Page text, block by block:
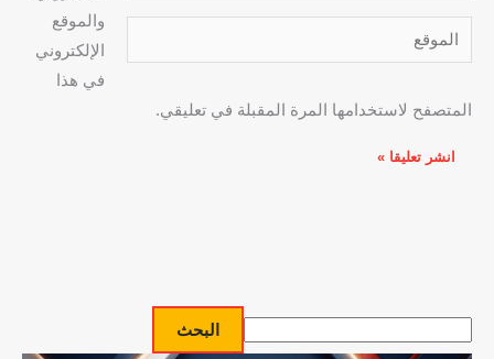
الموقع
والموقع
الإلكتروني
في هذا
المتصفح لاستخدامها المرة المقبلة في تعليقي.
البحث